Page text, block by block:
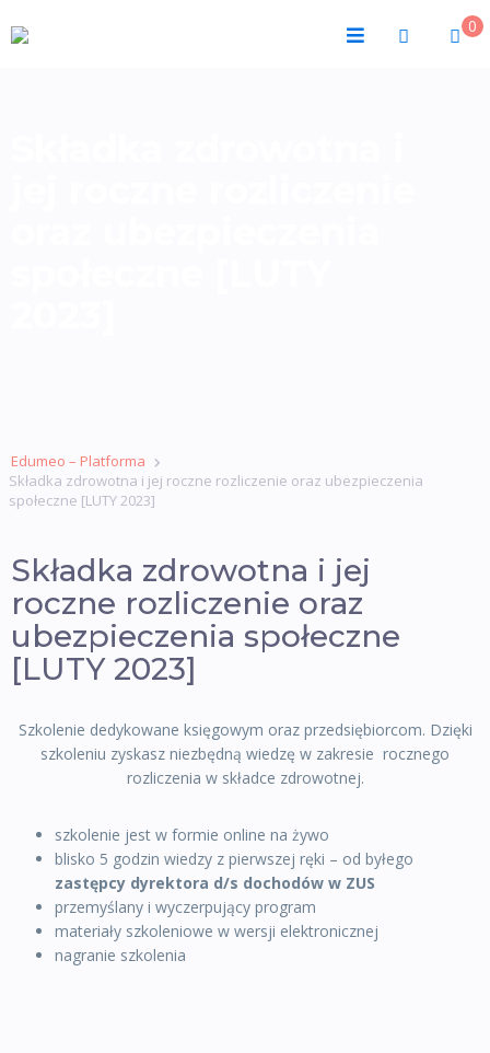
0
Edumeo – Platforma
Składka zdrowotna i jej roczne rozliczenie oraz ubezpieczenia
społeczne [LUTY 2023]
Składka zdrowotna i jej
roczne rozliczenie oraz
ubezpieczenia społeczne
[LUTY 2023]
Szkolenie dedykowane księgowym oraz przedsiębiorcom. Dzięki
szkoleniu zyskasz niezbędną wiedzę w zakresie rocznego
rozliczenia w składce zdrowotnej.
szkolenie jest w formie online na żywo
blisko 5 godzin wiedzy z pierwszej ręki – od byłego
zastępcy dyrektora d/s dochodów w ZUS
przemyślany i wyczerpujący program
materiały szkoleniowe w wersji elektronicznej
nagranie szkolenia